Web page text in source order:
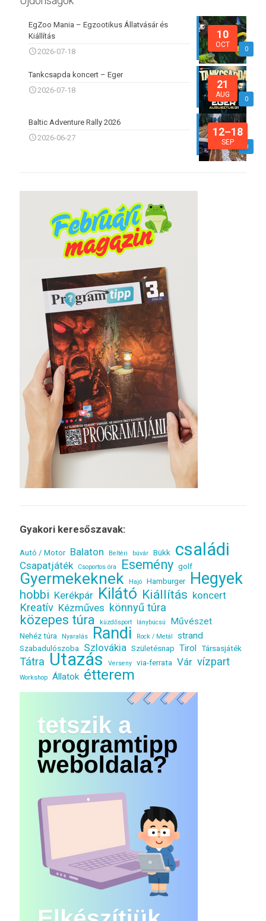
10
OCT
0
EgZoo Mania – Egzootikus Állatvásár és
Kiállítás
2026-07-18
21
AUG
0
Tankcsapda koncert – Eger
2026-07-18
12–18
SEP
0
Baltic Adventure Rally 2026
2026-06-27
Gyakori keresőszavak:
Autó / Motor Balaton Beltéri búvár Bükk családi
Csapatjáték Csoportos óra Esemény golf
Gyermekeknek Hajó Hamburger Hegyek
hobbi Kerékpár Kilátó Kiállítás koncert
Kreatív Kézműves könnyű túra
közepes túra küzdősport lánybúcsú Művészet
Nehéz túra Nyaralás Randi Rock / Metál strand
Szabadulószoba Szlovákia Születésnap Tirol Társasjáték
Tátra Utazás Verseny via-ferrata Vár vízpart
Workshop Állatok étterem